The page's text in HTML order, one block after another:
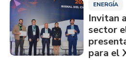
ENERGÍA
Invitan
sector
para el